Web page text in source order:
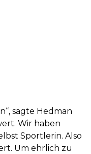
sagte Hedman
Wir haben
Sportlerin. Also
Um ehrlich zu